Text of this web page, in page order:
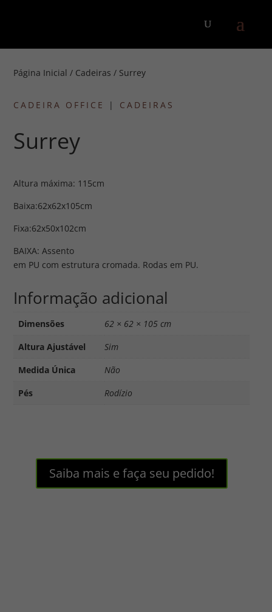
Página Inicial / Cadeiras / Surrey
CADEIRA OFFICE | CADEIRAS
Surrey
Altura máxima: 115cm
Baixa:62x62x105cm
Fixa:62x50x102cm
BAIXA: Assento
em PU com estrutura cromada. Rodas em PU.
Informação adicional
Dimensões
62 × 62 × 105 cm
Altura Ajustável
Sim
Medida Única
Não
Pés
Rodízio
Saiba mais e faça seu pedido!